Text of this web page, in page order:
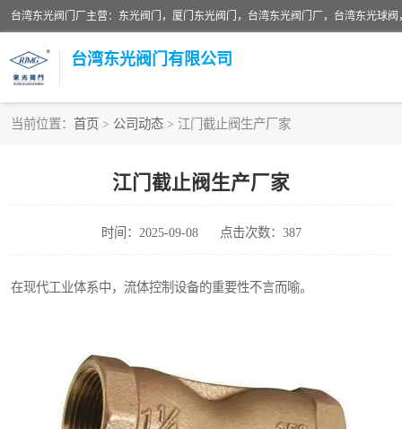
台湾东光阀门厂主营：东光阀门，厦门东光阀门，台湾东光阀门厂，台湾东光球
台湾东光阀门有限公司
当前位置： 首页 > 公司动态 > 江门截止阀生产厂家
江门截止阀生产厂家
时间：2025-09-08 点击次数：387
在现代工业体系中，流体控制设备的重要性不言而喻。
东光升杆式闸阀
东光球阀
东光Y型过滤器